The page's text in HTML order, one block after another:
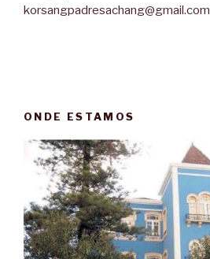
korsangpadresachang@gmail.com
ONDE ESTAMOS